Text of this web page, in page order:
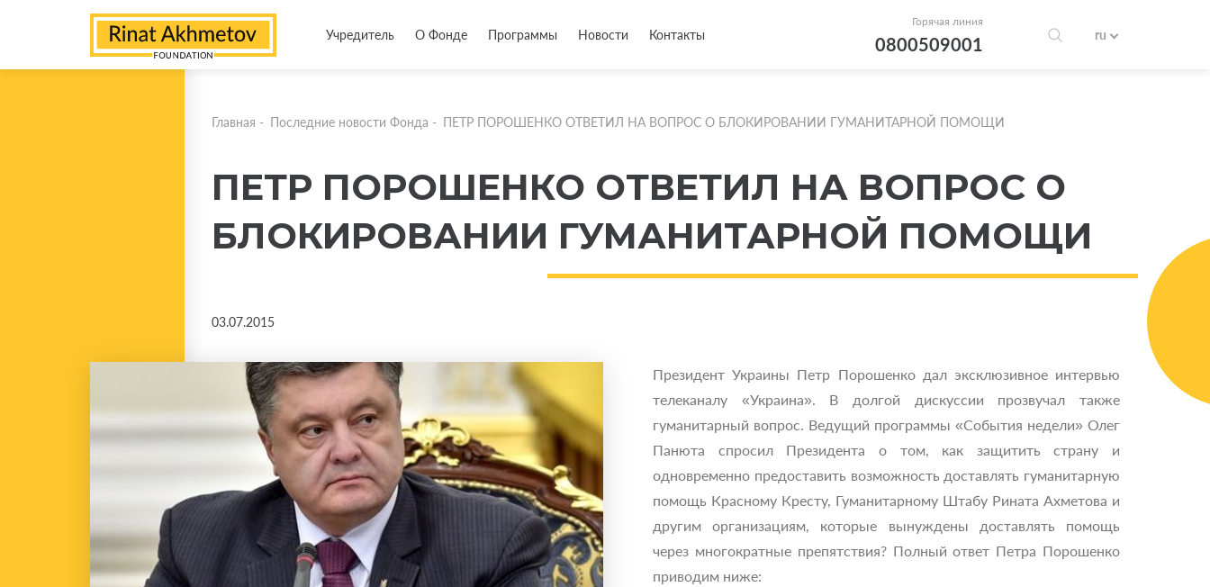
Учредитель О Фонде Программы Новости Контакты
Горячая линия
0800509001 ru
Главная - Последние новости Фонда - ПЕТР ПОРОШЕНКО ОТВЕТИЛ НА ВОПРОС О БЛОКИРОВАНИИ ГУМАНИТАРНОЙ ПОМОЩИ
ПЕТР ПОРОШЕНКО ОТВЕТИЛ НА ВОПРОС О
БЛОКИРОВАНИИ ГУМАНИТАРНОЙ ПОМОЩИ
03.07.2015
Президент Украины Петр Порошенко дал эксклюзивное интервью
телеканалу «Украина». В долгой дискуссии прозвучал также
гуманитарный вопрос. Ведущий программы «События недели» Олег
Панюта спросил Президента о том, как защитить страну и
одновременно предоставить возможность доставлять гуманитарную
помощь Красному Кресту, Гуманитарному Штабу Рината Ахметова и
другим организациям, которые вынуждены доставлять помощь
через многократные препятствия? Полный ответ Петра Порошенко
приводим ниже: